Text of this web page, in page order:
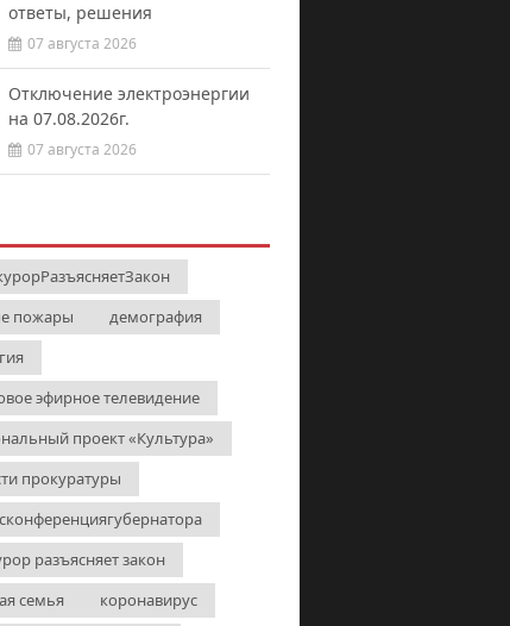
ответы, решения
07 августа 2026
Отключение электроэнергии
на 07.08.2026г.
07 августа 2026
пожары
демография
эфирное телевидение
проект «Культура»
прокуратуры
разъясняет закон
семья
коронавирус